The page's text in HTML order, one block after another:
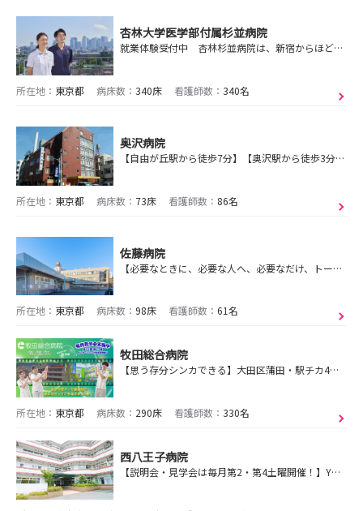
杏林大学医学部付属杉並病院
就業体験受付中 杏林杉並病院は、新宿からほど近い緑多い環境にあるあたたかな病院です！ぜひ一度遊びにいらっしゃいませんか？
所在地： 東京都 病床数： 340床 看護師数： 340名
奥沢病院
【自由が丘駅から徒歩7分】【奥沢駅から徒歩3分】のアクセスの良い好立地です。見学へ是非お越しください。
所在地： 東京都 病床数： 73床 看護師数： 86名
佐藤病院
【必要なときに、必要な人へ、必要なだけ、トータルにサービスを提供していく】を理念に、急性期～在宅まで多職種で連職し福寿会グループ全体で医療・介護サービスを提供！
所在地： 東京都 病床数： 98床 看護師数： 61名
牧田総合病院
【思う存分シンカできる】大田区蒲田・駅チカ4分・寮完備(最長10年)！勤務は7時間15分！ワークライフバランス抜群！教育制度充実・研修費補助有！牧田っていいよ！
所在地： 東京都 病床数： 290床 看護師数： 330名
西八王子病院
【説明会・見学会は毎月第2・第4土曜開催！】YMG／東京都八王子の精神科・内科・人工透析病院で精神の専門家として『心』の看護を学びましょう！男性看護師が多数活躍